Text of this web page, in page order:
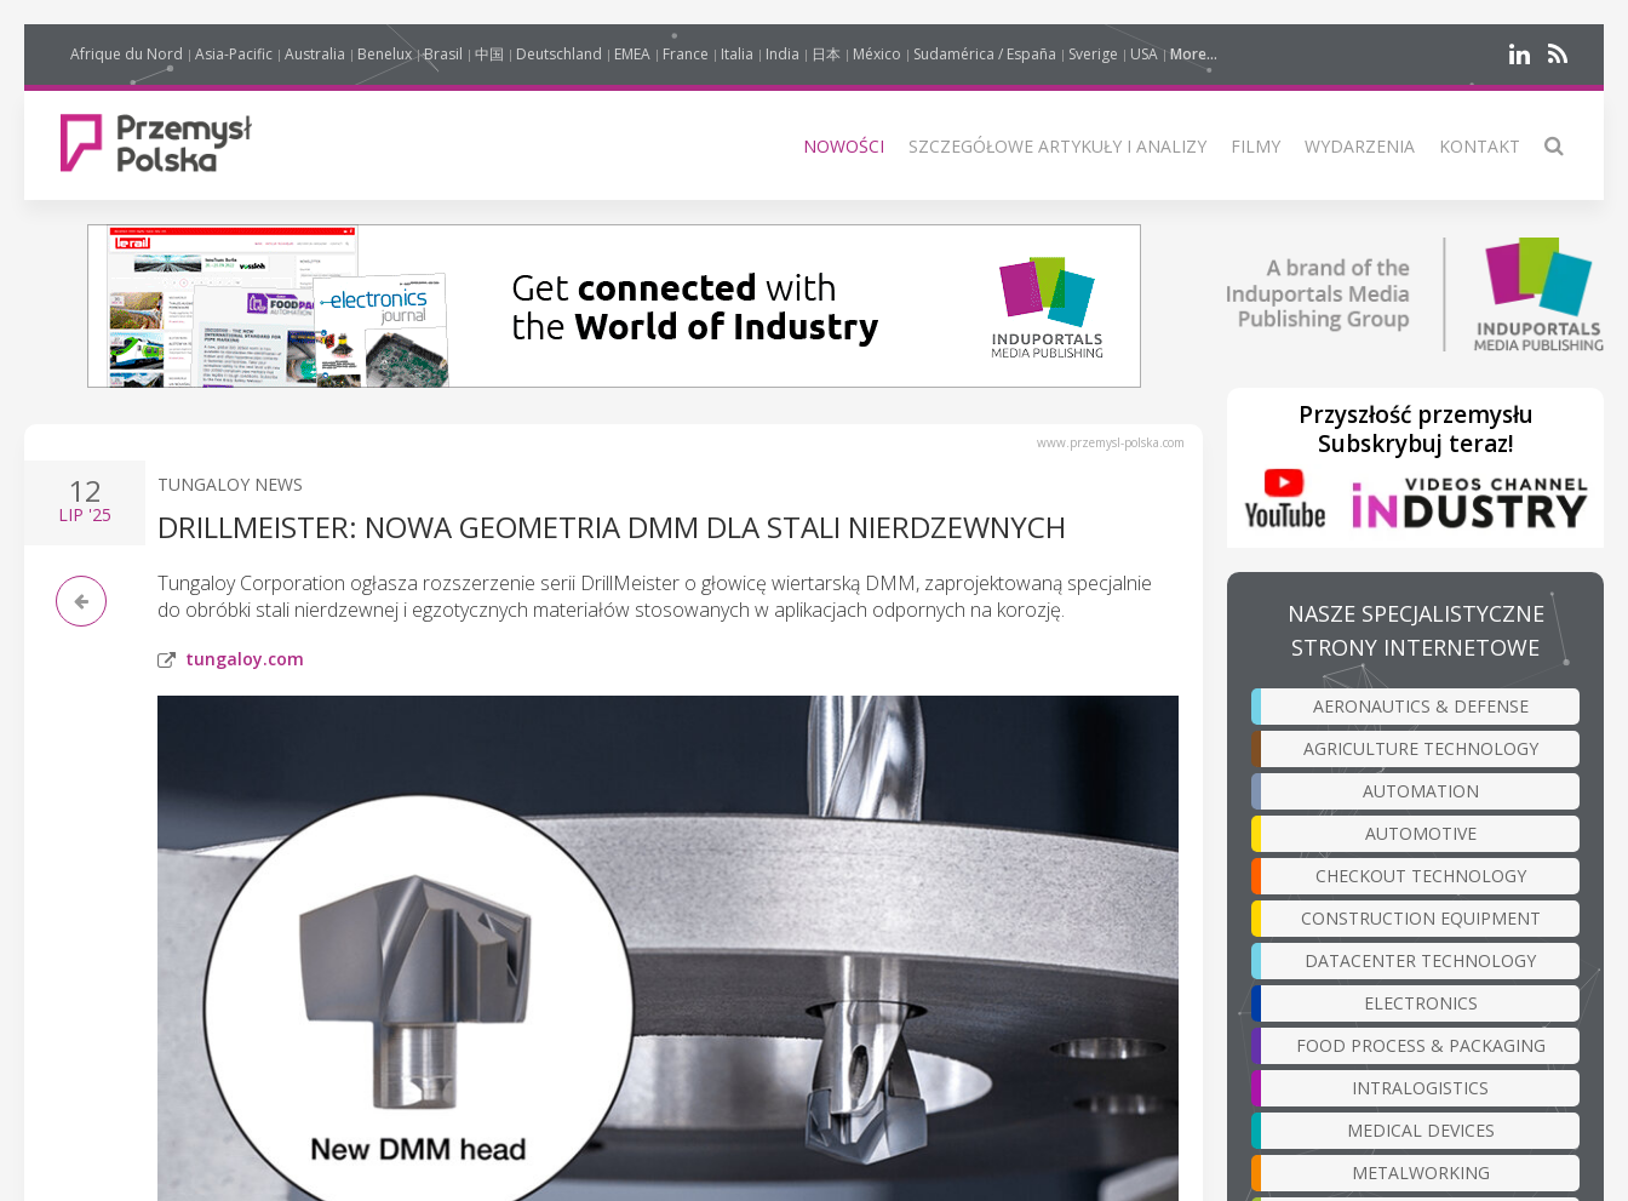
Afrique du Nord Asia-Pacific Australia Benelux Brasil 中国 Deutschland EMEA France Italia India 日本 México Sudamérica / España Sverige USA More...
NOWOŚCI SZCZEGÓŁOWE ARTYKUŁY I ANALIZY FILMY WYDARZENIA KONTAKT
www.przemysl-polska.com
12
LIP '25
TUNGALOY NEWS
DRILLMEISTER: NOWA GEOMETRIA DMM DLA STALI NIERDZEWNYCH
Tungaloy Corporation ogłasza rozszerzenie serii DrillMeister o głowicę wiertarską DMM, zaprojektowaną specjalnie
do obróbki stali nierdzewnej i egzotycznych materiałów stosowanych w aplikacjach odpornych na korozję.
tungaloy.com
Przyszłość przemysłu
Subskrybuj teraz!
NASZE SPECJALISTYCZNE
STRONY INTERNETOWE
AERONAUTICS & DEFENSE
AGRICULTURE TECHNOLOGY
AUTOMATION
AUTOMOTIVE
CHECKOUT TECHNOLOGY
CONSTRUCTION EQUIPMENT
DATACENTER TECHNOLOGY
ELECTRONICS
FOOD PROCESS & PACKAGING
INTRALOGISTICS
MEDICAL DEVICES
METALWORKING